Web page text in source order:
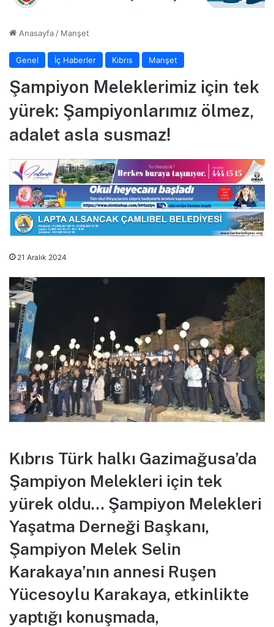
Anasayfa / Manşet
Genel İç Haberler Kıbrıs Manşet
Şampiyon Meleklerimiz için tek
yürek: Şampiyonlarımız ölmez,
adalet asla susmaz!
21 Aralık 2024
Kıbrıs Türk halkı Gazimağusa’da
Şampiyon Melekleri için tek
yürek oldu… Şampiyon Melekleri
Yaşatma Derneği Başkanı,
Şampiyon Melek Selin
Karakaya’nın annesi Ruşen
Yücesoylu Karakaya, etkinlikte
yaptığı konuşmada,